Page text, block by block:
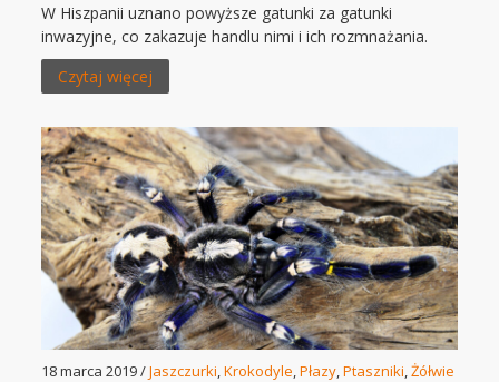
W Hiszpanii uznano powyższe gatunki za gatunki
inwazyjne, co zakazuje handlu nimi i ich rozmnażania.
Czytaj więcej
18 marca 2019 /Jaszczurki,Krokodyle,Płazy,Ptaszniki,Żółwie